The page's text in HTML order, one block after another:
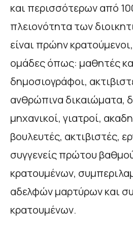
και περισσότερων από
πλειονότητα των
είναι πρώην
ομάδες όπως: μαθητές
δημοσιογράφοι,
ανθρώπινα δικαιώματα,
μηχανικοί, γιατροί,
βουλευτές, ακτιβιστές,
συγγενείς πρώτου
κρατουμένων,
αδελφών μαρτύρων και
κρατουμένων.